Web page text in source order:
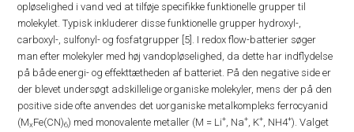
opløselighed i vand ved at tilføje specifikke funktionelle grupper til
molekylet. Typisk inkluderer disse funktionelle grupper hydroxyl-,
carboxyl-, sulfonyl- og fosfatgrupper [5]. I redox flow-batterier søger
man efter molekyler med høj vandopløselighed, da dette har indflydelse
på både energi- og effekttætheden af batteriet. På den negative side er
der blevet undersøgt adskillelige organiske molekyler, mens der på den
positive side ofte anvendes det uorganiske metalkompleks ferrocyanid
(MxFe(CN)6) med monovalente metaller (M = Li+, Na+, K+, NH4+). Valget